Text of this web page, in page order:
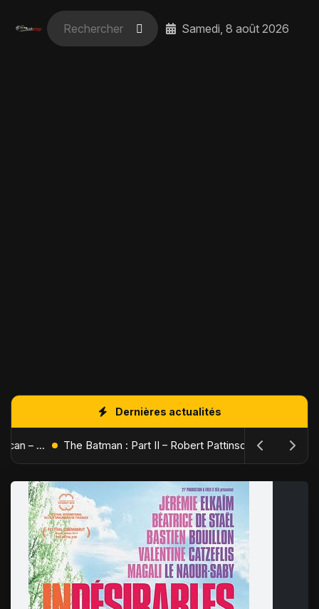
Samedi, 8 août 2026
Dernières actualités
L'Âge de Glace : Le Réveil du Volcan – Manny, Sid et Diego de retour pour une aventure explosive The Batman : Part II – Robert Pattinson replonge dans les ténèbres de Gotham dès octobre 2027